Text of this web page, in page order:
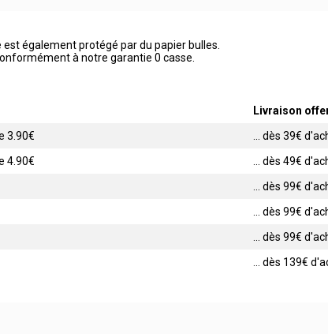
également protégé par du papier bulles.
à notre garantie 0 casse.
Livraison
3.90€
... dès 39€
4.90€
... dès 49€
... dès 99€
... dès 99€
... dès 99€
... dès 139€